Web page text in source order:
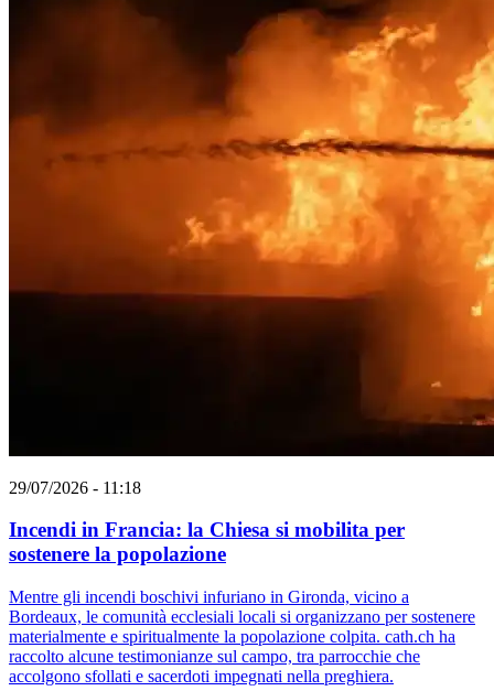
29/07/2026 - 11:18
Incendi in Francia: la Chiesa si mobilita per
sostenere la popolazione
Mentre gli incendi boschivi infuriano in Gironda, vicino a
Bordeaux, le comunità ecclesiali locali si organizzano per sostenere
materialmente e spiritualmente la popolazione colpita. cath.ch ha
raccolto alcune testimonianze sul campo, tra parrocchie che
accolgono sfollati e sacerdoti impegnati nella preghiera.